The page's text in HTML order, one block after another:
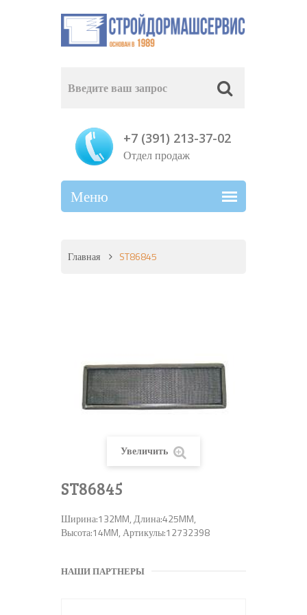
+7 (391) 213-37-02
Отдел продаж
Главная ST86845
Увеличить
ST86845
Ширина:132MM, Длина:425MM,
Высота:14MM, Артикулы:12732398
НАШИ ПАРТНЕРЫ